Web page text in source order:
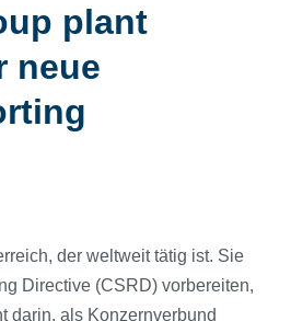
plant
neue
der weltweit tätig ist. Sie
Directive (CSRD) vorbereiten,
darin, als Konzernverbund